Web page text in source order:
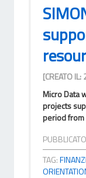
[CREATO
Micro Data
projects
period
TAG: